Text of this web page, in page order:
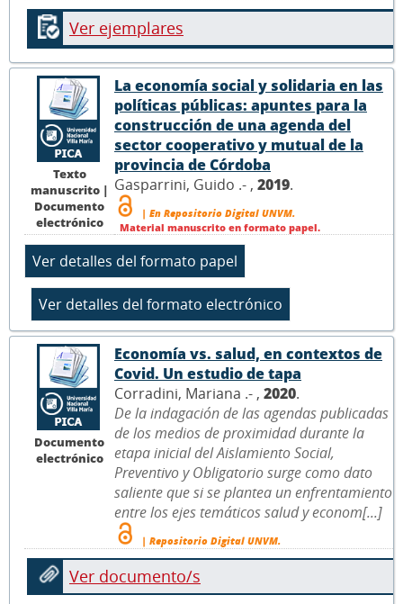
Ver ejemplares
Texto
manuscrito |
Documento
electrónico
La economía social y solidaria en las
políticas públicas: apuntes para la
construcción de una agenda del
sector cooperativo y mutual de la
provincia de Córdoba
Gasparrini, Guido .- , 2019.
| En Repositorio Digital UNVM.
Material manuscrito en formato papel.
Documento
electrónico
Economía vs. salud, en contextos de
Covid. Un estudio de tapa
Corradini, Mariana .- , 2020.
De la indagación de las agendas publicadas
de los medios de proximidad durante la
etapa inicial del Aislamiento Social,
Preventivo y Obligatorio surge como dato
saliente que si se plantea un enfrentamiento
entre los ejes temáticos salud y econom[...]
| Repositorio Digital UNVM.
Ver documento/s